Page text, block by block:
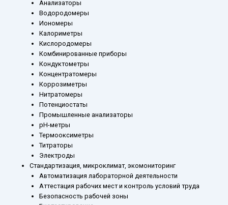
Анализаторы
Водородомеры
Иономеры
Калориметры
Кислородомеры
Комбинированные приборы
Кондуктометры
Концентратомеры
Коррозиметры
Нитратомеры
Потенциостаты
Промышленные анализаторы
рН-метры
Термооксиметры
Титраторы
Электроды
Стандартизация, микроклимат, экомониторинг
Автоматизация лабораторной деятельности
Аттестация рабочих мест и контроль условий труда
Безопасность рабочей зоны